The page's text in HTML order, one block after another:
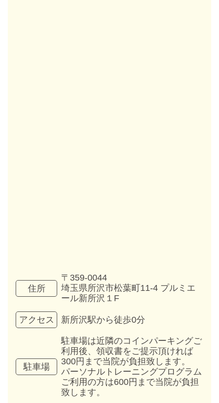
住所
〒359-0044
埼玉県所沢市松葉町11-4 プルミエ
ール新所沢１F
アクセス 新所沢駅から徒歩0分
駐車場
駐車場は近隣のコインパーキングご
利用後、領収書をご提示頂ければ
300円まで当院が負担致します。
パーソナルトレーニングプログラム
ご利用の方は600円まで当院が負担
致します。